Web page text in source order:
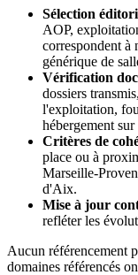
Sélection
AOP,
correspondent à
générique de
Vérification
dossiers
l'exploitation,
hébergement
Critères de
place ou à
Marseille-
d'Aix.
Mise à jour
refléter les
Aucun référencement
domaines référencés